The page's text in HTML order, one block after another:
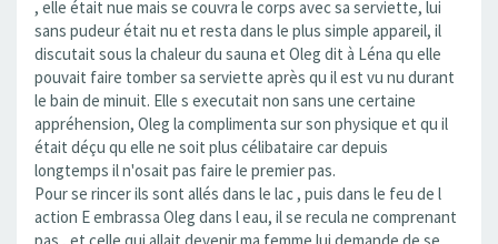
, elle était nue mais se couvra le corps avec sa serviette, lui
sans pudeur était nu et resta dans le plus simple appareil, il
discutait sous la chaleur du sauna et Oleg dit à Léna qu elle
pouvait faire tomber sa serviette après qu il est vu nu durant
le bain de minuit. Elle s executait non sans une certaine
appréhension, Oleg la complimenta sur son physique et qu il
était déçu qu elle ne soit plus célibataire car depuis
longtemps il n'osait pas faire le premier pas.
Pour se rincer ils sont allés dans le lac , puis dans le feu de l
action E embrassa Oleg dans l eau, il se recula ne comprenant